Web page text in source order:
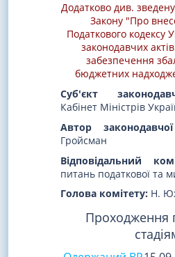
Додатково див.
Закону "Про
Податкового кодексу
законодавчих
забезпечення
бюджетних
Суб'єкт
Кабінет Міністрів
Автор законодавчої
Гройсман
Відповідальний
питань податкової та
Голова комітету: Н.
Проходження